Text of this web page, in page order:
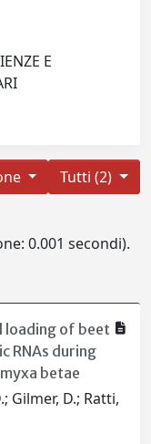
E
Tutti (2)
0.001 secondi).
loading of beet
RNAs during
betae
Gilmer, D.; Ratti,